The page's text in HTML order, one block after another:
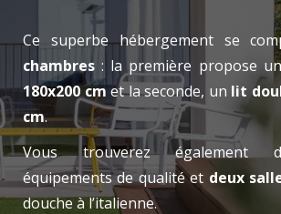
Ce superbe hébergement se
chambres: la première propose
180x200 cmet la seconde, un lit
cm.
Vous trouverez également
équipements de qualité et deux
douche à l’italienne.